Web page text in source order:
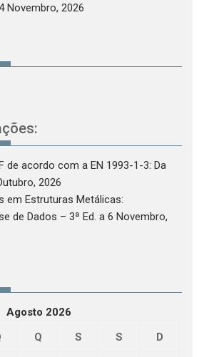
Novembro, 2026
de acordo com a EN 1993-1-3: Da
2026
em Estruturas Metálicas:
de Dados – 3ª Ed. a 6 Novembro,
Agosto 2026
Q S S D